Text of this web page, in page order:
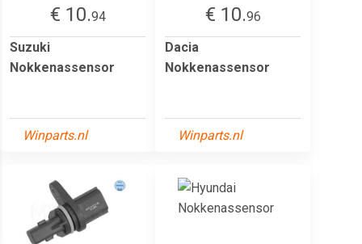
€ 10.94
Suzuki
Nokkenassensor
Winparts.nl
€ 10.96
Dacia
Nokkenassensor
Winparts.nl